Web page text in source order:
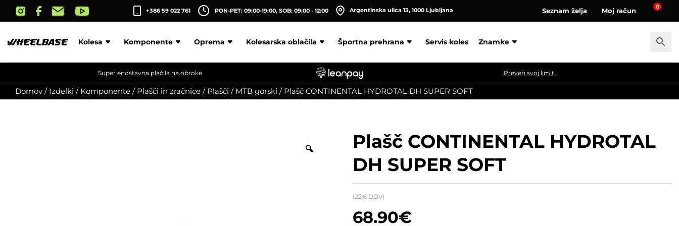
content
+386 59 022 761 PON-PET: 09:00-19:00, SOB: 09:00 - 12:00 Argentinska ulica 13, 1000 Ljubljana Seznam želja Moj račun 0
Kolesa Komponente Oprema Kolesarska oblačila Športna prehrana Servis koles Znamke
Super enostavna plačila na obroke Preveri svoj limit
Domov / Izdelki / Komponente / Plašči in zračnice / Plašči / MTB gorski / Plašč CONTINENTAL HYDROTAL DH SUPER SOFT
Plašč CONTINENTAL HYDROTAL
DH SUPER SOFT
68.90€
(22% DDV)